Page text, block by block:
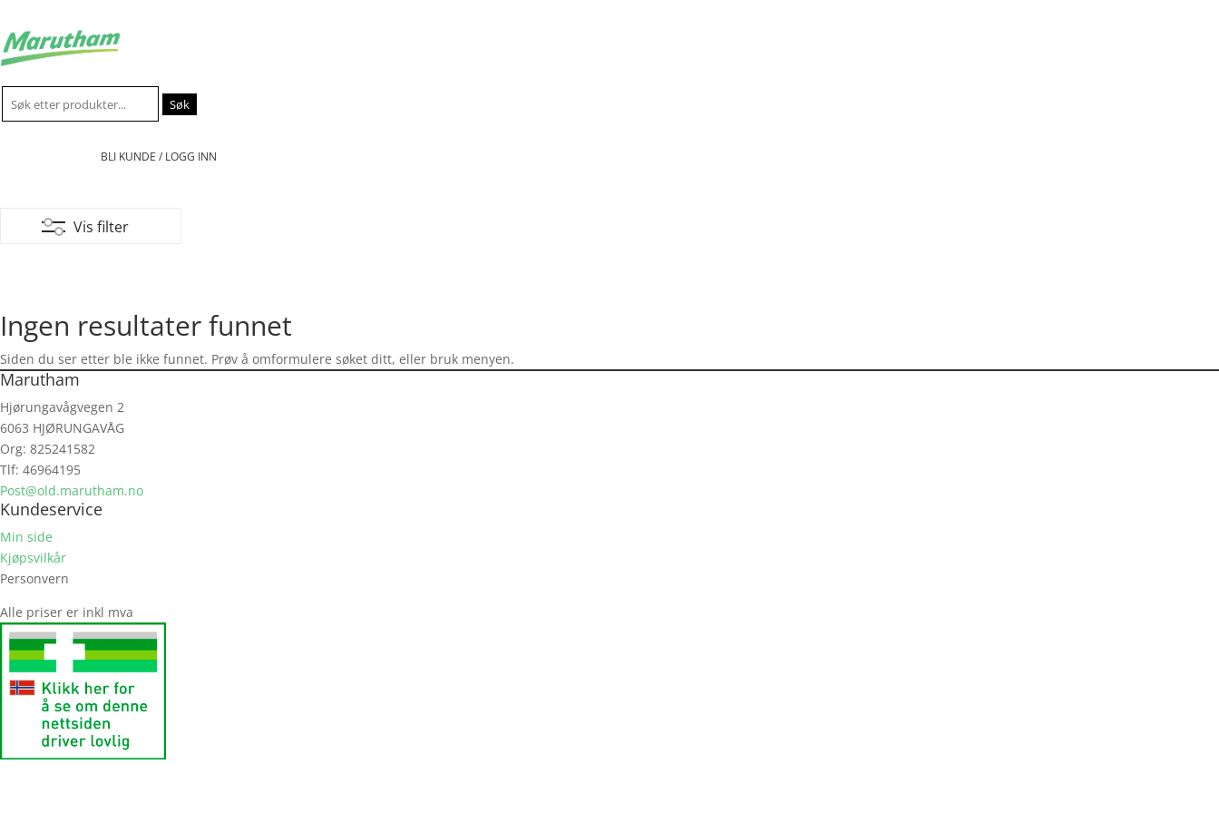
etter:
BLI KUNDE / LOGG INN
Vis filter
Ingen resultater funnet
Siden du ser etter ble ikke funnet. Prøv å omformulere søket ditt, eller bruk menyen.
Marutham
Hjørungavågvegen 2
6063 HJØRUNGAVÅG
Org: 825241582
Tlf: 46964195
Post@old.marutham.no
Kundeservice
Min side
Kjøpsvilkår
Personvern
Alle priser er inkl mva